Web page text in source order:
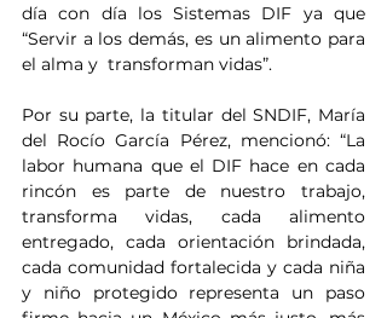
día con día los Sistemas DIF ya que
“Servir a los demás, es un alimento para
el alma y  transforman vidas”.
Por su parte, la titular del SNDIF, María
del Rocío García Pérez, mencionó: “La
labor humana que el DIF hace en cada
rincón es parte de nuestro trabajo,
transforma vidas, cada alimento
entregado, cada orientación brindada,
cada comunidad fortalecida y cada niña
y niño protegido representa un paso